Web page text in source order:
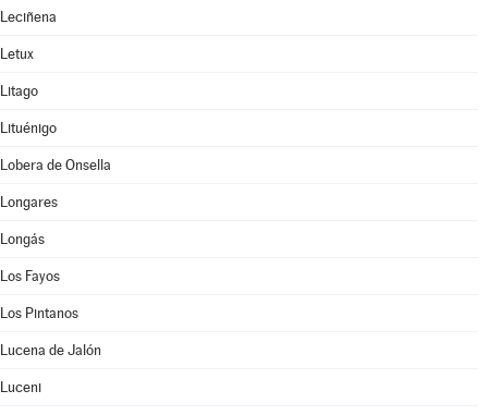
Leciñena
Letux
Litago
Lituénigo
Lobera de Onsella
Longares
Longás
Los Fayos
Los Pintanos
Lucena de Jalón
Luceni